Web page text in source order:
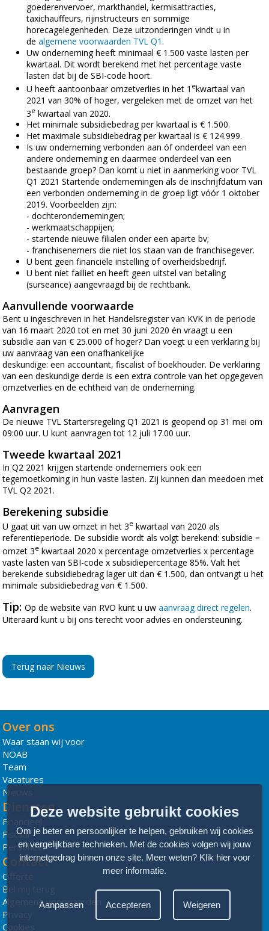
goederenvervoer, markthandel, kermisattracties,
taxichauffeurs, rijinstructeurs en sommige
horecagelegenheden. Deze uitzonderingen vindt u in
dealgemene voorwaarden TVL Q1.
Uw onderneming heeft minimaal € 1.500 vaste lasten per
kwartaal. Dit wordt berekend met het percentage vaste
lasten dat bij de SBI-code hoort.
U heeft aantoonbaar omzetverlies in het 1 ekwartaal van
2021 van 30% of hoger, vergeleken met de omzet van het
3e kwartaal van 2020.
Het minimale subsidiebedrag per kwartaal is € 1.500.
Het maximale subsidiebedrag per kwartaal is € 124.999.
Is uw onderneming verbonden aan óf onderdeel van een
andere onderneming en daarmee onderdeel van een
bestaande groep? Dan komt u niet in aanmerking voor TVL
Q1 2021 Startende ondernemingen als de inschrijfdatum van
een verbonden onderneming in de groep ligt vóór 1 oktober
2019. Voorbeelden zijn:
- dochterondernemingen;
- werkmaatschappijen;
- startende nieuwe filialen onder een aparte bv;
- franchisenemers die niet los staan van de franchisegever.
U bent geen financiële instelling of overheidsbedrijf.
U bent niet failliet en heeft geen uitstel van betaling
(surseance) aangevraagd bij de rechtbank.
Aanvullende voorwaarde
Bent u ingeschreven in het Handelsregister van KVK in de periode
van 16 maart 2020 tot en met 30 juni 2020 én vraagt u een
subsidie aan van € 25.000 of hoger? Dan voegt u een verklaring bij
uw aanvraag van een onafhankelijke
deskundige: een accountant, fiscalist of boekhouder. De verklaring
van een deskundige derde is een extra controle van het opgegeven
omzetverlies en de echtheid van de onderneming.
Aanvragen
De nieuwe TVL Startersregeling Q1 2021 is geopend op 31 mei om
09:00 uur. U kunt aanvragen tot 12 juli 17.00 uur.
Tweede kwartaal 2021
In Q2 2021 krijgen startende ondernemers ook een
tegemoetkoming in hun vaste lasten. Zij kunnen dan meedoen met
TVL Q2 2021.
Berekening subsidie
U gaat uit van uw omzet in het 3e kwartaal van 2020 als
referentieperiode. De subsidie wordt als volgt berekend: subsidie =
omzet 3e kwartaal 2020 x percentage omzetverlies x percentage
vaste lasten van SBI-code x subsidiepercentage 85%. Valt het
berekende subsidiebedrag lager uit dan € 1.500, dan ontvangt u het
minimale subsidiebedrag van € 1.500.
Tip:Op de website van RVO kunt u uwaanvraag direct regelen.
Uiteraard kunt u bij ons terecht voor advies en ondersteuning.
Terug naar Nieuws
Over ons
Waar staan wij voor
NOAB
Team
Vacatures
Nieuws
Diensten
Financieel
Fiscaal
Personeel
Contact
Offerte
Bel mij terug
Algemene voorwaarden
Privacy
Cookies
Deze website gebruikt cookies
Om je beter en persoonlijker te helpen, gebruiken wij cookies
en vergelijkbare technieken. Met de cookies volgen wij jouw
internetgedrag binnen onze site. Meer weten? Klik hier voor
meer informatie.
Aanpassen Accepteren Weigeren